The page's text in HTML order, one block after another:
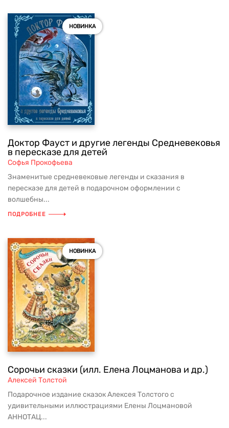
НОВИНКА
Доктор Фауст и другие легенды Средневековья
в пересказе для детей
Софья Прокофьева
Знаменитые средневековые легенды и сказания в
пересказе для детей в подарочном оформлении с
волшебны...
ПОДРОБНЕЕ
НОВИНКА
Сорочьи сказки (илл. Елена Лоцманова и др.)
Алексей Толстой
Подарочное издание сказок Алексея Толстого с
удивительными иллюстрациями Елены Лоцмановой
АННОТАЦ...